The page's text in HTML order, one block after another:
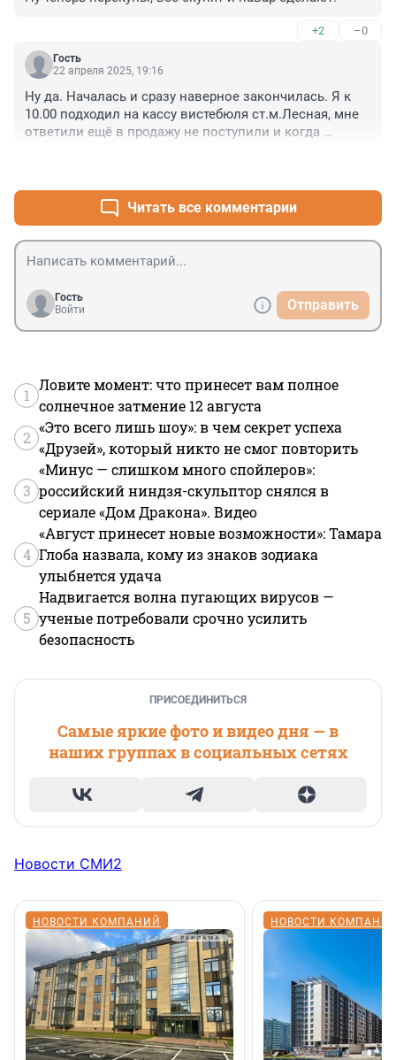
+2 –0
Гость
22 апреля 2025, 19:16
Ну да. Началась и сразу наверное закончилась. Я к
10.00 подходил на кассу вистебюля ст.м.Лесная, мне
ответили ещё в продажу не поступили и когда
целый день стоять у кассы и ждать продаж тоже не
вариант. Естественно вечером в 19.00 из уже не было.
Неужели сложно сделать большой тираж юбилейных
жетонов, чтобы каждый смог себя порадовать? Из за
принципа, не буду покупать у перекупов за 1000 руб.
Бред. Прошу прощения, но одно сплошное
возмущение
Читать все комментарии
Гость
Войти
Отправить
1
Ловите момент: что принесет вам полное
солнечное затмение 12 августа
2
«Это всего лишь шоу»: в чем секрет успеха
«Друзей», который никто не смог повторить
3
«Минус — слишком много спойлеров»:
российский ниндзя-скульптор снялся в
сериале «Дом Дракона». Видео
4
«Август принесет новые возможности»: Тамара
Глоба назвала, кому из знаков зодиака
улыбнется удача
5
Надвигается волна пугающих вирусов —
ученые потребовали срочно усилить
безопасность
ПРИСОЕДИНИТЬСЯ
Самые яркие фото и видео дня — в
наших группах в социальных сетях
Новости СМИ2
НОВОСТИ КОМПАНИЙ НОВОСТИ